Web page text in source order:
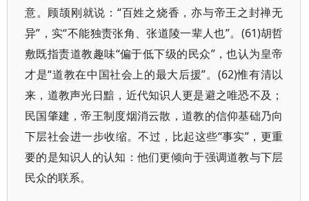
意。顾颉刚就说：“百姓之烧香，亦与帝王之封禅无
异”，实“不能独责张角、张道陵一辈人也”。(61)胡哲
敷既指责道教趣味“偏于低下级的民众”，也认为皇帝
才是“道教在中国社会上的最大后援”。(62)惟有清以
来，道教声光日黯，近代知识人更是避之唯恐不及；
民国肇建，帝王制度烟消云散，道教的信仰基础乃向
下层社会进一步收缩。不过，比起这些“事实”，更重
要的是知识人的认知：他们更倾向于强调道教与下层
民众的联系。